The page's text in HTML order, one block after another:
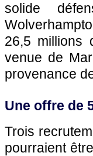
solide
26,5 millions
venue de
provenance
Une offre de
Trois
pourraient